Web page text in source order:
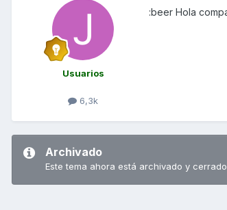
Usuarios
6,3k
:beer Hola
Archivado
Este tema ahora está archivado y